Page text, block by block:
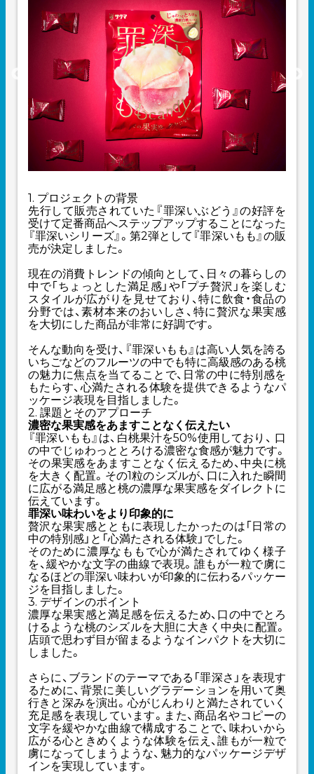
1. プロジェクトの背景
先行して販売されていた『罪深いぶどう』の好評を
受けて定番商品へステップアップすることになった
『罪深いシリーズ』。第2弾として『罪深いもも』の販
売が決定しました。
現在の消費トレンドの傾向として、日々の暮らしの
中で「ちょっとした満足感」や「プチ贅沢」を楽しむ
スタイルが広がりを見せており、特に飲食・食品の
分野では、素材本来のおいしさ、特に贅沢な果実感
を大切にした商品が非常に好調です。
そんな動向を受け、『罪深いもも』は高い人気を誇る
いちごなどのフルーツの中でも特に高級感のある桃
の魅力に焦点を当てることで、日常の中に特別感を
もたらす、心満たされる体験を提供できるようなパ
ッケージ表現を目指しました。
2. 課題とそのアプローチ
濃密な果実感をあますことなく伝えたい
『罪深いもも』は、白桃果汁を50%使用しており、 口
の中でじゅわっととろける濃密な食感が魅力です。
その果実感をあますことなく伝えるため、中央に桃
を大きく配置。その1粒のシズルが、口に入れた瞬間
に広がる満足感と桃の濃厚な果実感をダイレクトに
伝えています。
罪深い味わいをより印象的に
贅沢な果実感とともに表現したかったのは「日常の
中の特別感」と「心満たされる体験」でした。
そのために濃厚なももで心が満たされてゆく様子
を、緩やかな文字の曲線で表現。誰もが一粒で虜に
なるほどの罪深い味わいが印象的に伝わるパッケー
ジを目指しました。
3. デザインのポイント
濃厚な果実感と満足感を伝えるため、口の中でとろ
けるような桃のシズルを大胆に大きく中央に配置。
店頭で思わず目が留まるようなインパクトを大切に
しました。
さらに、ブランドのテーマである「罪深さ」を表現す
るために、背景に美しいグラデーションを用いて奥
行きと深みを演出。心がじんわりと満たされていく
充足感を表現しています。また、商品名やコピーの
文字を緩やかな曲線で構成することで、味わいから
広がる心ときめくような体験を伝え、誰もが一粒で
虜になってしまうような、魅力的なパッケージデザ
インを実現しています。